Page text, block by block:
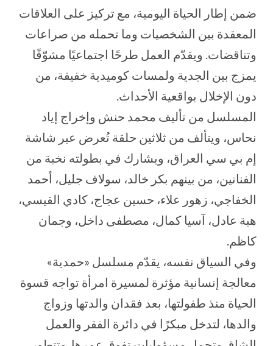
ضمن إطار الحياة اليومية، مع تركيز على العلاقات
المعقدة بين الشخصيات وما تحمله من صراعات
وتناقضات. ويقدّم العمل طرحًا اجتماعيًا مشوّقًا
يمزج بين الجدية ولمسات كوميدية خفيفة، من
دون الإخلال بواقعية الأحداث.
المسلسل من تأليف محمد حنش وإخراج إياد
نحاس، ويتألف من ثلاثين حلقة تُعرض عبر شاشة
إم بي سي العراق، ويشارك في بطولته نخبة من
الفنانين، من بينهم بكر خالد، سولاف جليل، أحمد
الخفاجي، زهور علاء، حسين عجاج، كادي القيسي،
هبة عادل، آسيا كمال، مصطفى داخل، وجمان
كاظم.
وفي السياق نفسه، يقدّم مسلسل «حمدية»
معالجة إنسانية مؤثرة لمسيرة امرأة تواجه قسوة
الحياة منذ طفولتها، بعد فقدان والدتها وزواج
والدها، لتدخل مبكرًا في دائرة الفقر والعمل